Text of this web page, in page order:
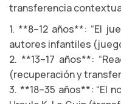
transferencia
1. **8–12 años**: “El
autores infantiles
2. **13–17 años**:
(recuperación y
3. **18–35 años**: “El